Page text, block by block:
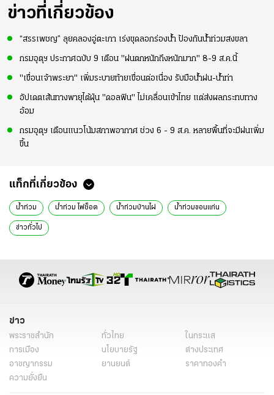
ข่าวที่เกี่ยวข้อง
“สรรเพชญ” ลุยคลองอู่ตะเภา เร่งขุดลอกร่องน้ำ ป้องกันน้ำท่วมสงขลา
กรมอุตุฯ ประกาศฉบับ 9 เตือน "ฝนตกหนักถึงหนักมาก" 8-9 ส.ค.นี้
"เขื่อนเจ้าพระยา" เพิ่มระบายท้ายเขื่อนต่อเนื่อง รับมือน้ำฝน-น้ำท่า
อัปเดตเส้นทางพายุไต้ฝุ่น "ดอลฟิน" ไม่เคลื่อนเข้าไทย แต่ส่งผลกระทบทาง
อ้อม
กรมอุตุฯ เตือนแนวโน้มสภาพอากาศ ช่วง 6 - 9 ส.ค. หลายพื้นที่จะมีฝนเพิ่ม
ขึ้น
แท็กที่เกี่ยวข้อง
น้ำท่วม น่ำท่วม ไฟช็อต น้ำท่วมบ้านไผ่ น้ำท่วมขอนแก่น
ข่าวทั่วไป
ข่าว
พระราชสำนัก ทั่วไทย
ในกระแส
การเมือง
นโยบายรัฐ
ต่างประเทศ
อาชญากรรม
ยานยนต์
ราคาทองคำ
ความยั่งยืน